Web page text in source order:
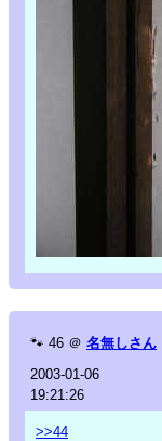
🐾 46 ＠ 名無しさん
2003-01-06
19:21:26
>>44